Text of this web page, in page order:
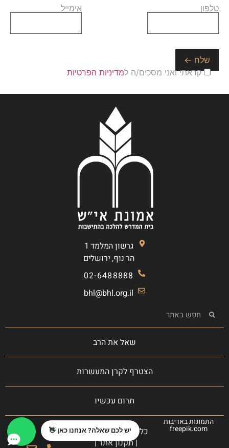
טלפון אימייל
קראתי ואני מסכים/ה למדיניות הפרטיות
גרשון המלמד 1
הר נוף, ירושלים
02-6488888
bhl@bhl.org.il
שאל את הרב
הצטרף לקרן המעשרות
תרום עכשיו
התמונות באדיבות
freepik.com
כל הזכויות שמורות
|תקנון אתר|
יש לכם שאלה? אנחנו כאן 👋